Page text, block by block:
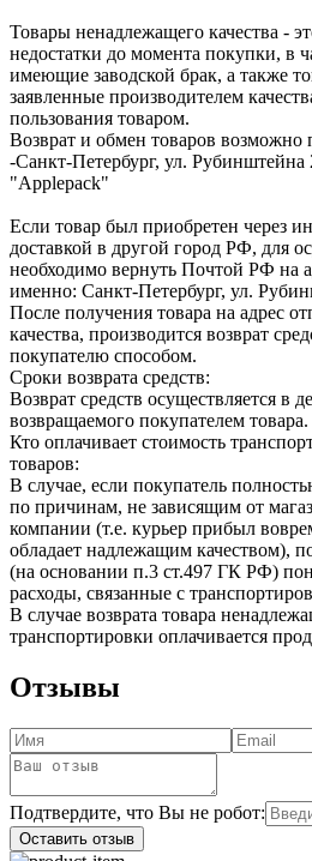
Товары ненадлежащего качества -
недостатки до момента покупки, в
имеющие заводской брак, а также
заявленные производителем
пользования товаром.
Возврат и обмен товаров возможно
-Санкт-Петербург, ул. Рубинштейна
"Applepack"
Если товар был приобретен через
доставкой в другой город РФ, для
необходимо вернуть Почтой РФ на
именно: Санкт-Петербург, ул.
После получения товара на адрес
качества, производится возврат
покупателю способом.
Сроки возврата средств:
Возврат средств осуществляется в
возвращаемого покупателем товара.
Кто оплачивает стоимость
товаров:
В случае, если покупатель
по причинам, не зависящим от
компании (т.е. курьер прибыл
обладает надлежащим качеством),
(на основании п.3 ст.497 ГК РФ)
расходы, связанные с
В случае возврата товара
транспортировки оплачивается
Отзывы
Подтвердите, что Вы не робот:
Оставить отзыв